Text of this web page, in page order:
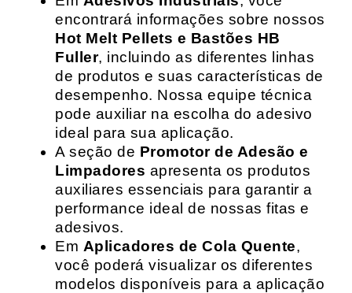
encontrará informações sobre nossos
Hot Melt Pellets e Bastões HB
Fuller, incluindo as diferentes linhas
de produtos e suas características de
desempenho. Nossa equipe técnica
pode auxiliar na escolha do adesivo
ideal para sua aplicação.
A seção de Promotor de Adesão e
Limpadores apresenta os produtos
auxiliares essenciais para garantir a
performance ideal de nossas fitas e
adesivos.
Em Aplicadores de Cola Quente,
você poderá visualizar os diferentes
modelos disponíveis para a aplicação